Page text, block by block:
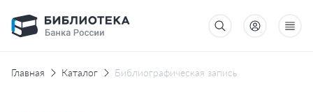
Главная Каталог Библиографическая запись